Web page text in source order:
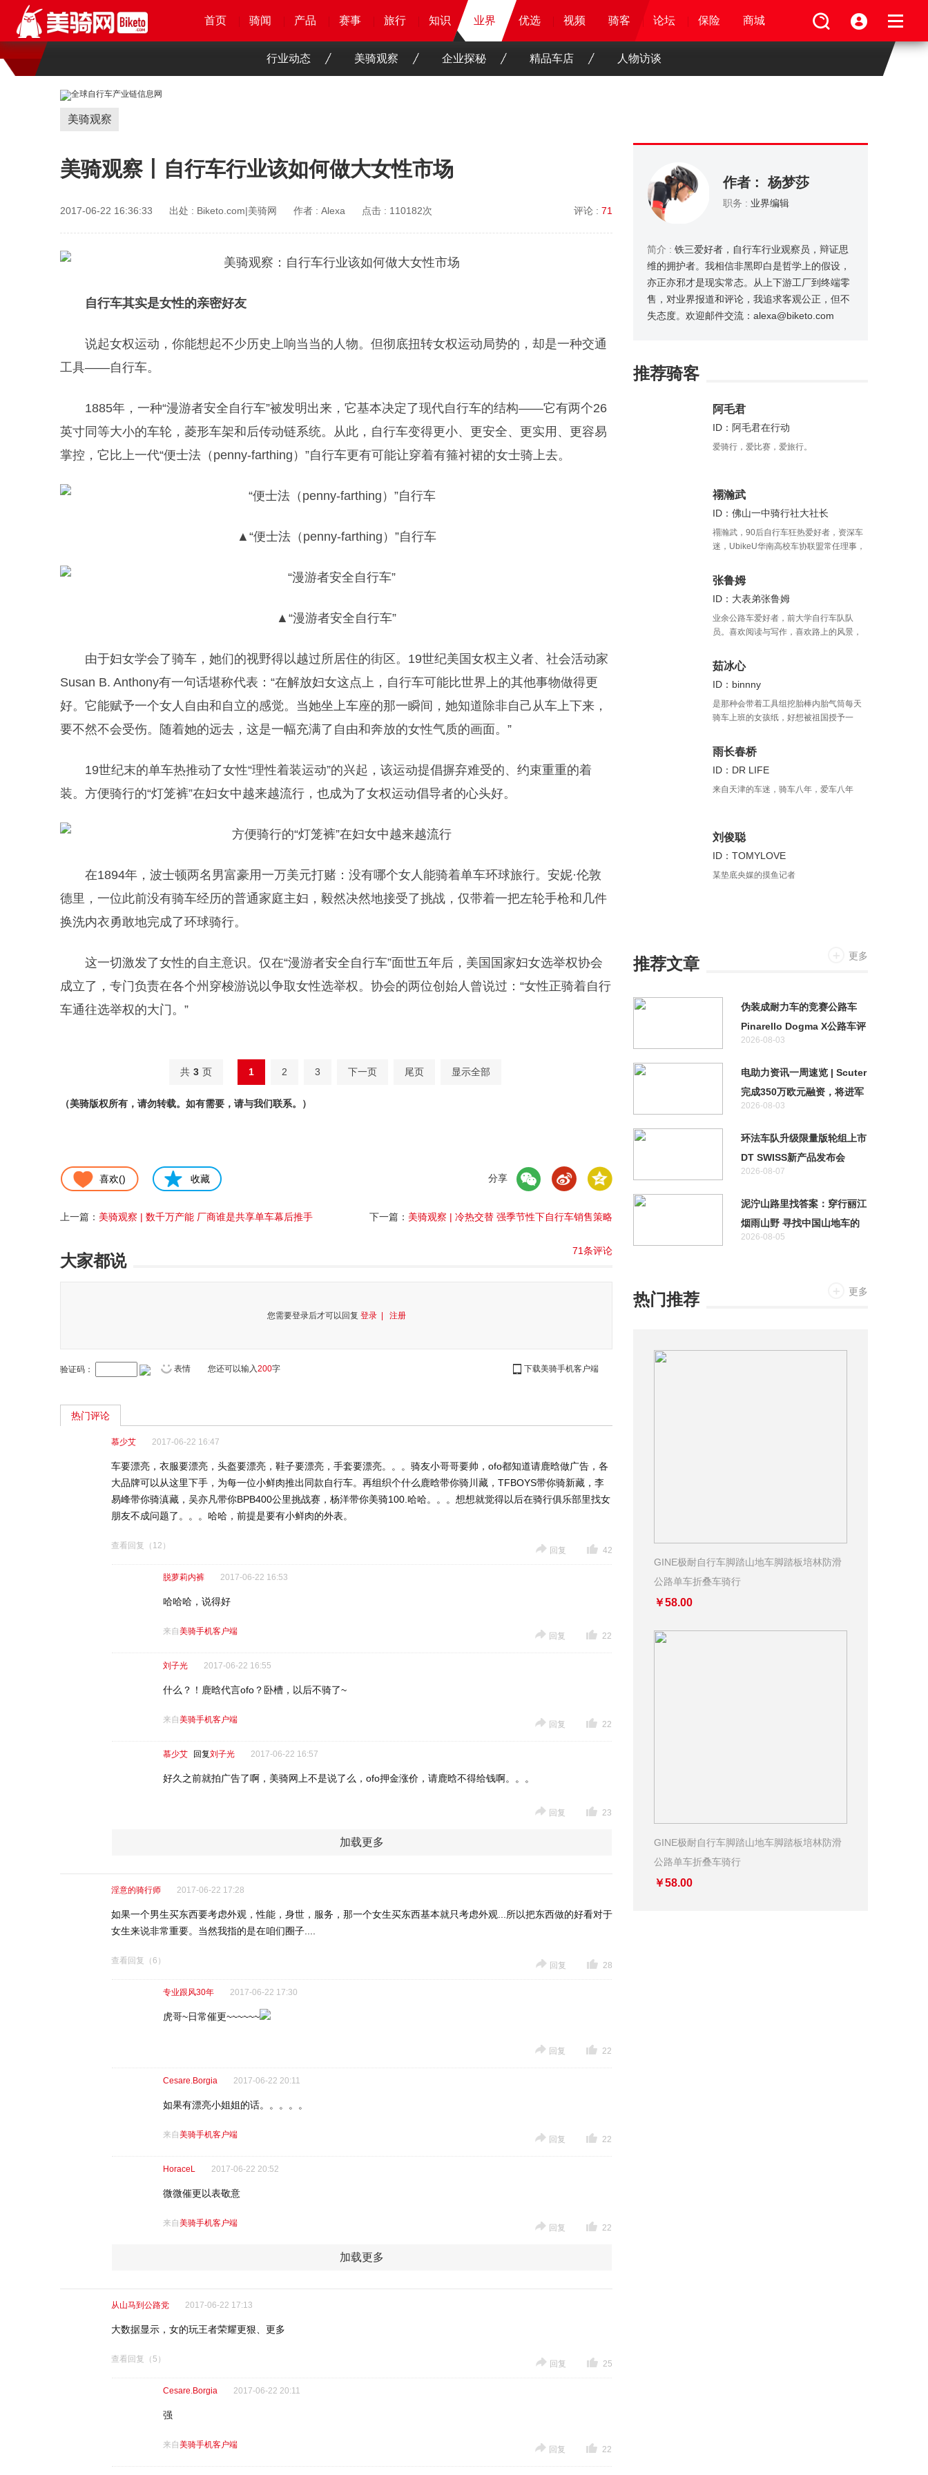
首页 骑闻 产品 赛事 旅行 优选 骑客 论坛 保险 商城
首页 骑闻 产品 赛事 旅行 知识 业界 优选 骑客 视频 论坛 保险 商城
首页 骑闻 产品 赛事 旅行 知识 业界 优选 视频 骑客 论坛 保险 商城
首页 骑闻 产品 赛事 旅行 知识 业界 优选 视频 骑客 论坛 保险 商城
行业动态 美骑观察 企业探秘 精品车店 人物访谈
美骑观察
美骑观察丨自行车行业该如何做大女性市场
2017-06-22 16:36:33 出处 : Biketo.com|美骑网 作者 : Alexa 点击 : 110182次 评论 : 71
自行车其实是女性的亲密好友
说起女权运动，你能想起不少历史上响当当的人物。但彻底扭转女权运动局势的，却是一种交通
工具——自行车。
1885年，一种“漫游者安全自行车”被发明出来，它基本决定了现代自行车的结构——它有两个26
英寸同等大小的车轮，菱形车架和后传动链系统。从此，自行车变得更小、更安全、更实用、更容易
掌控，它比上一代“便士法（penny-farthing）”自行车更有可能让穿着有箍衬裙的女士骑上去。
▲ “便士法（ penny-farthing ） ”自行车
▲ “漫游者安全自行车”
由于妇女学会了骑车，她们的视野得以越过所居住的街区。19世纪美国女权主义者、社会活动家
Susan B. Anthony有一句话堪称代表：“在解放妇女这点上，自行车可能比世界上的其他事物做得更
好。它能赋予一个女人自由和自立的感觉。当她坐上车座的那一瞬间，她知道除非自己从车上下来，
要不然不会受伤。随着她的远去，这是一幅充满了自由和奔放的女性气质的画面。”
19世纪末的单车热推动了女性“理性着装运动”的兴起，该运动提倡摒弃难受的、约束重重的着
装。方便骑行的“灯笼裤”在妇女中越来越流行，也成为了女权运动倡导者的心头好。
在1894年，波士顿两名男富豪用一万美元打赌：没有哪个女人能骑着单车环球旅行。安妮·伦敦
德里，一位此前没有骑车经历的普通家庭主妇，毅然决然地接受了挑战，仅带着一把左轮手枪和几件
换洗内衣勇敢地完成了环球骑行。
这一切激发了女性的自主意识。仅在“漫游者安全自行车”面世五年后，美国国家妇女选举权协会
成立了，专门负责在各个州穿梭游说以争取女性选举权。协会的两位创始人曾说过：“女性正骑着自行
车通往选举权的大门。”
共 3 页 1 2 3 下一页 尾页 显示全部
（美骑版权所有，请勿转载。如有需要，请与我们联系。）
喜欢() 收藏 分享
上一篇： 美骑观察 | 数千万产能 厂商谁是共享单车幕后推手 下一篇： 美骑观察 | 冷热交替 强季节性下自行车销售策略
大家都说
71条评论
您需要登录后才可以回复 登录 | 注册
验证码： 表情 下载美骑手机客户端
您还可以输入200字
热门评论
慕少艾 2017-06-22 16:47
车要漂亮，衣服要漂亮，头盔要漂亮，鞋子要漂亮，手套要漂亮。。。骑友小哥哥要帅，ofo都知道请鹿晗做广告，各
大品牌可以从这里下手，为每一位小鲜肉推出同款自行车。再组织个什么鹿晗带你骑川藏，TFBOYS带你骑新藏，李
易峰带你骑滇藏，吴亦凡带你BPB400公里挑战赛，杨洋带你美骑100.哈哈。。。想想就觉得以后在骑行俱乐部里找女
朋友不成问题了。。。哈哈，前提是要有小鲜肉的外表。
查看回复 （12） 42
回复
脱萝莉内裤 2017-06-22 16:53
哈哈哈，说得好
来自美骑手机客户端 22
回复
刘子光 2017-06-22 16:55
什么？！鹿晗代言ofo？卧槽，以后不骑了~
来自美骑手机客户端 22
回复
慕少艾 回复刘子光 2017-06-22 16:57
好久之前就拍广告了啊，美骑网上不是说了么，ofo押金涨价，请鹿晗不得给钱啊。。。
23
回复
加载更多
淫意的骑行师 2017-06-22 17:28
如果一个男生买东西要考虑外观，性能，身世，服务，那一个女生买东西基本就只考虑外观...所以把东西做的好看对于
女生来说非常重要。当然我指的是在咱们圈子....
查看回复 （6） 28
回复
专业跟风30年 2017-06-22 17:30
虎哥~日常催更~~~~~~
22
回复
Cesare.Borgia 2017-06-22 20:11
如果有漂亮小姐姐的话。。。。。
来自美骑手机客户端 22
回复
HoraceL 2017-06-22 20:52
微微催更以表敬意
来自美骑手机客户端 22
回复
加载更多
从山马到公路党 2017-06-22 17:13
大数据显示，女的玩王者荣耀更狠、更多
查看回复 （5） 25
回复
Cesare.Borgia 2017-06-22 20:11
强
来自美骑手机客户端 22
回复
作者 : 杨梦莎
职务 : 业界编辑
简介 : 铁三爱好者，自行车行业观察员，辩证思
维的拥护者。我相信非黑即白是哲学上的假设，
亦正亦邪才是现实常态。从上下游工厂到终端零
售，对业界报道和评论，我追求客观公正，但不
失态度。欢迎邮件交流：alexa@biketo.com
推荐骑客
阿毛君
ID：阿毛君在行动
爱骑行，爱比赛，爱旅行。
禤瀚武
ID：佛山一中骑行社大社长
禤瀚武，90后自行车狂热爱好者，资深车
迷，UbikeU华南高校车协联盟常任理事，
国际新闻专业。
张鲁姆
ID：大表弟张鲁姆
业余公路车爱好者，前大学自行车队队
员。喜欢阅读与写作，喜欢路上的风景，
茹冰心
ID：binnny
是那种会带着工具组挖胎棒内胎气筒每天
骑车上班的女孩纸，好想被祖国授予一
个时常来不及更的公众号“刷街走啊
（shuajiezoua）”，没啥粉丝希望你可以
关注我。
雨长春桥
ID：DR LIFE
来自天津的车迷，骑车八年，爱车八年
刘俊聪
ID：TOMYLOVE
某垫底央媒的摸鱼记者
推荐文章 更多
伪装成耐力车的竞赛公路车
Pinarello Dogma X公路车评
测
2026-08-03
电助力资讯一周速览 | Scuter
完成350万欧元融资，将进军
自动驾驶领域
2026-08-03
环法车队升级限量版轮组上市
DT SWISS新产品发布会
2026-08-07
泥泞山路里找答案：穿行丽江
烟雨山野 寻找中国山地车的
未来
2026-08-05
热门推荐 更多
GINE极耐自行车脚踏山地车脚踏板培林防滑
公路单车折叠车骑行
￥58.00
GINE极耐自行车脚踏山地车脚踏板培林防滑
公路单车折叠车骑行
￥58.00